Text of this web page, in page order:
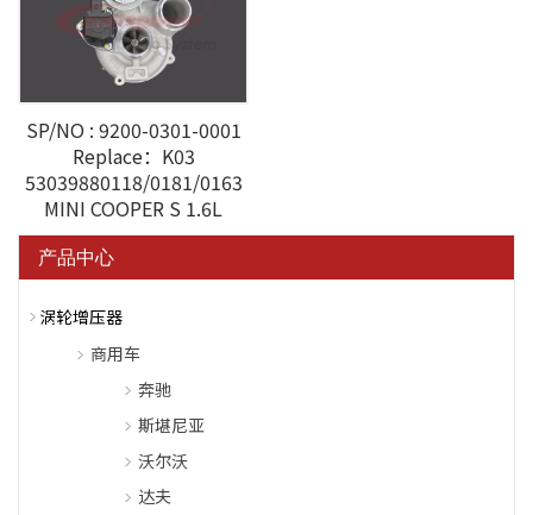
SP/NO : 9200-0301-0001
Replace：K03
53039880118/0181/0163
MINI COOPER S 1.6L
产品中心
涡轮增压器
商用车
奔驰
斯堪尼亚
沃尔沃
达夫